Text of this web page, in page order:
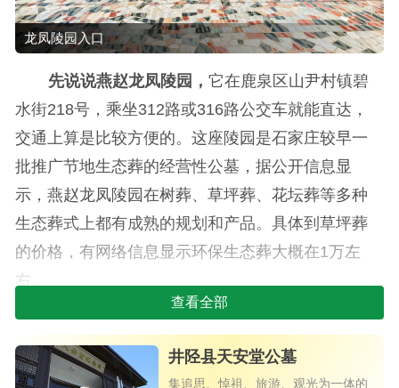
龙凤陵园入口
先说说燕赵龙凤陵园， 它在鹿泉区山尹村镇碧
水街218号，乘坐312路或316路公交车就能直达，
交通上算是比较方便的。这座陵园是石家庄较早一
批推广节地生态葬的经营性公墓，据公开信息显
示，燕赵龙凤陵园在树葬、草坪葬、花坛葬等多种
生态葬式上都有成熟的规划和产品。具体到草坪葬
的价格，有网络信息显示环保生态葬大概在1万左
右。
再来看大峪山生命纪念园，这座陵园是2023年
石家庄市重点民生工程之一，由石家庄交投集团打
造，填补了石家庄市本级没有公益性公墓的空白。
查看全部
井陉县天安堂公墓
集追思、悼祖、旅游、观光为一体的